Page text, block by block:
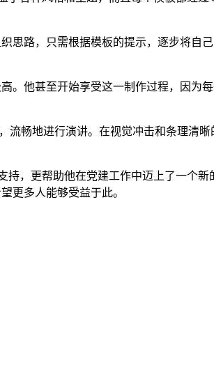
思路，只需根据模板的提示，逐步将自
他甚至开始享受这一制作过程，因为
畅地进行演讲。在视觉冲击和条理清
持，更帮助他在党建工作中迈上了一个
更多人能够受益于此。